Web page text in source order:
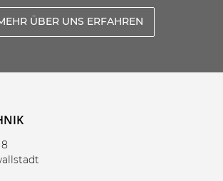
ÜBER UNS ERFAHREN